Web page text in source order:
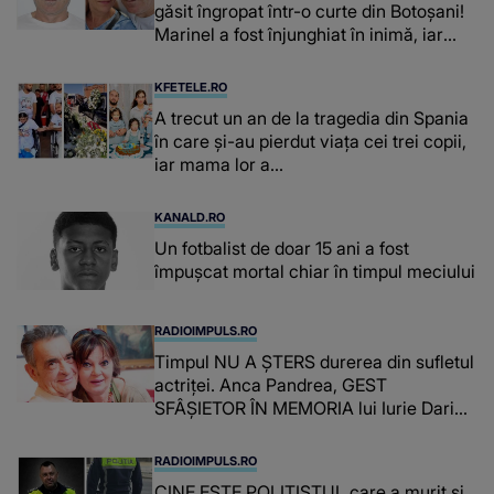
găsit îngropat într-o curte din Botoșani!
Marinel a fost înjunghiat în inimă, iar
suspecți
KFETELE.RO
A trecut un an de la tragedia din Spania
în care și-au pierdut viața cei trei copii,
iar mama lor a…
KANALD.RO
Un fotbalist de doar 15 ani a fost
împușcat mortal chiar în timpul meciului
RADIOIMPULS.RO
Timpul NU A ȘTERS durerea din sufletul
actriței. Anca Pandrea, GEST
SFÂȘIETOR ÎN MEMORIA lui Iurie Darie:
timpul parcă..."
RADIOIMPULS.RO